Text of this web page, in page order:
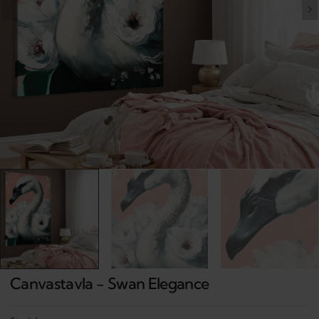
Canvastavla - Swan Elegance
Open
media
in
gallery
view